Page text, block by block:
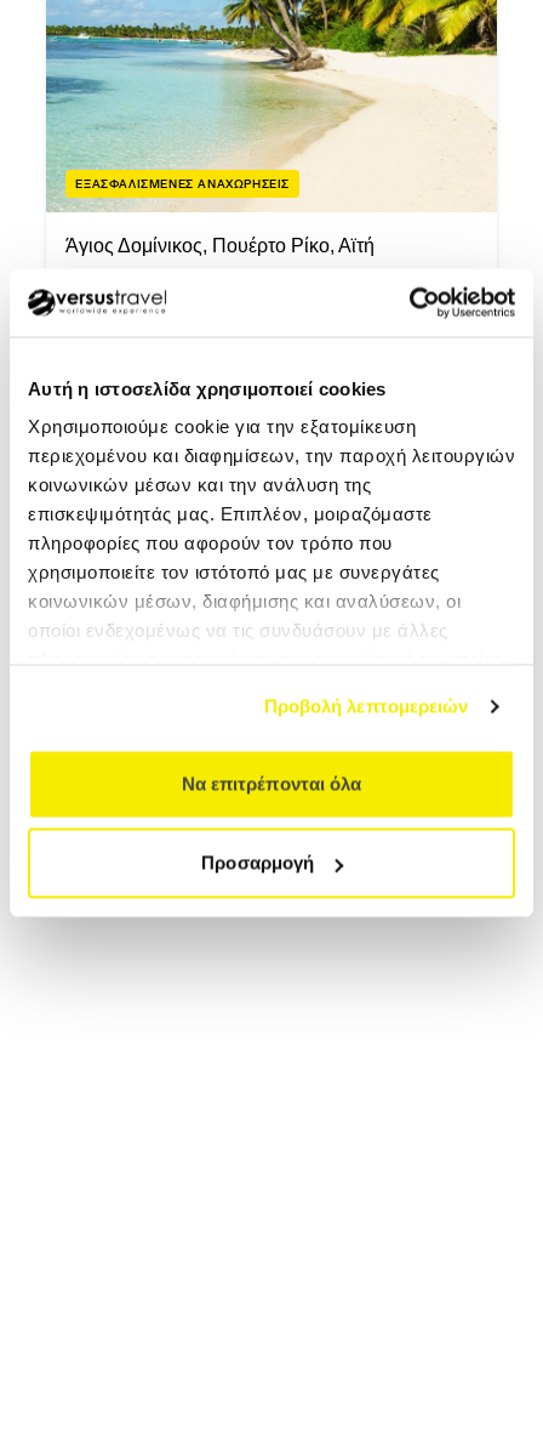
Αυτή η ιστοσελίδα χρησιμοποιεί cookies
Χρησιμοποιούμε cookie για την εξατομίκευση
περιεχομένου και διαφημίσεων, την παροχή λειτουργιών
κοινωνικών μέσων και την ανάλυση της
επισκεψιμότητάς μας. Επιπλέον, μοιραζόμαστε
πληροφορίες που αφορούν τον τρόπο που
χρησιμοποιείτε τον ιστότοπό μας με συνεργάτες
κοινωνικών μέσων, διαφήμισης και αναλύσεων, οι
οποίοι ενδεχομένως να τις συνδυάσουν με άλλες
Προβολή λεπτομερειών
Να επιτρέπονται όλα
Προσαρμογή
ΕΞΑΣΦΑΛΙΣΜΕΝΕΣ ΑΝΑΧΩΡΗΣΕΙΣ
Άγιος Δομίνικος, Πουέρτο Ρίκο, Αϊτή
Καραϊβική: Άγιος Δομίνικος,
Ιούλιος - Οκτώβριος 2026
Τέλειες πτήσεις που φτάνουν στον Άγιο Δομίνικο και
επιστρέφουν από το Πουέρτο Ρίκο, ακριβές εκδρομές
και δραστηριότητες καθημερινά. Μια πραγματική
εξερεύνηση!
ΔΙΑΡΚΕΙΑ 13, 14 ημέρες ΠΕΡΙΣΣΟΤΕΡΑ